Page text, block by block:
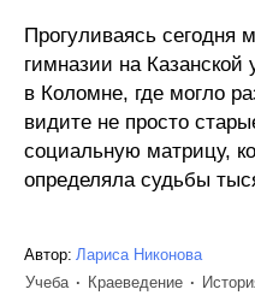
Прогуливаясь сегодня
гимназии на
в Коломне, где могло
видите не просто
социальную матрицу,
определяла судьбы
Автор: Лариса Никонова
Учеба
Краеведение